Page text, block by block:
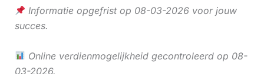
Informatie opgefrist op 08-03-2026 voor jouw
succes.
Online verdienmogelijkheid gecontroleerd op 08-
03-2026.